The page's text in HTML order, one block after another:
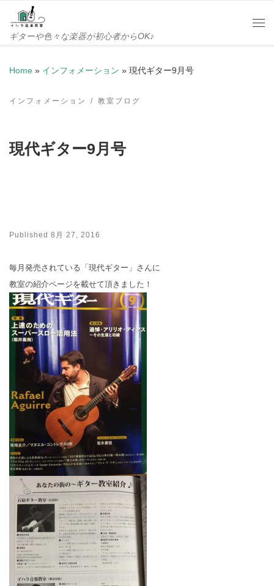
Skip to content
ギターや色々な楽器が初心者からOK♪
Home » インフォメーション » 現代ギター9月号
インフォメーション 教室ブログ
現代ギター9月号
Published 8月 27, 2016
毎月発売されている「現代ギター」さんに
教室の紹介ページを載せて頂きました！